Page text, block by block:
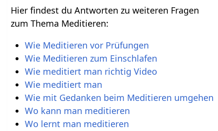
Hier findest du Antworten zu weiteren Fragen
zum Thema Meditieren:
Wie Meditieren vor Prüfungen
Wie Meditieren zum Einschlafen
Wie meditiert man richtig Video
Wie meditiert man
Wie mit Gedanken beim Meditieren umgehen
Wo kann man meditieren
Wo lernt man meditieren